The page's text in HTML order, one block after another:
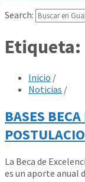
Search:
Etiqueta:
Inicio /
Noticias /
BASES
La Beca de
es un aporte anual